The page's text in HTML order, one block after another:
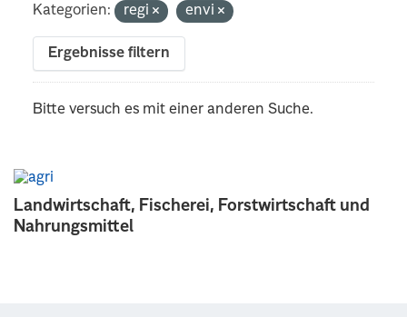
Landwirtschaft, Fischerei, Forstwirtschaft und
Nahrungsmittel
Kategorien:
regi envi
Ergebnisse filtern
Bitte versuch es mit einer anderen Suche.